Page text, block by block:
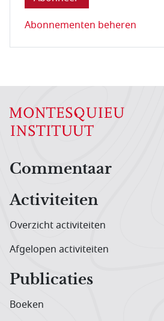
Abonnementen beheren
Hoofdnavigatiemenu
Commentaar
Activiteiten
Overzicht activiteiten
Afgelopen activiteiten
Publicaties
Boeken